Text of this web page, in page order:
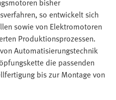
bisher
so entwickelt sich
sowie von Elektromotoren
Produktionsprozessen.
Automatisierungstechnik
die passenden
bis zur Montage von